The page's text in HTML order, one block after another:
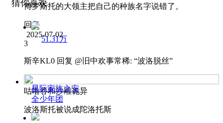
博罗斯托的大领主把自己的种族名字说错了。
回复
2025-07-02
3
斯辛KL0 回复 @ 旧中欢事常稀: “波洛脱丝”
咕噜谷和沙雕诡异
波洛斯托被说成陀洛托斯
猜你喜欢
51.31万
星际家族之安
全少年团